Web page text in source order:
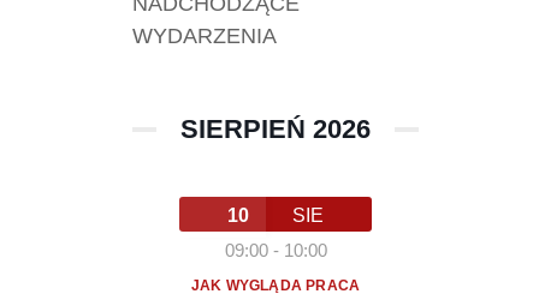
WYDARZENIA
SIERPIEŃ 2026
10
SIE
09:00- 10:00
JAK WYGLĄDA PRACA